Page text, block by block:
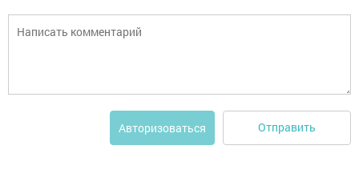
Авторизоваться Отправить